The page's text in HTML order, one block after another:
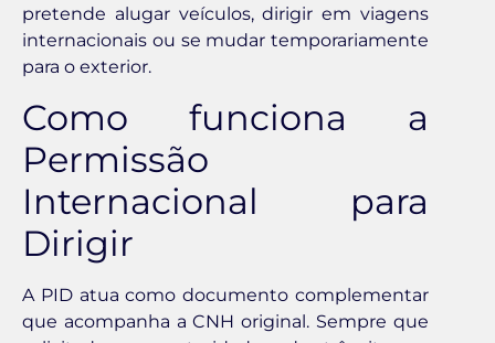
pretende alugar veículos, dirigir em viagens
internacionais ou se mudar temporariamente
para o exterior.
Como funciona a
Permissão
Internacional para
Dirigir
A PID atua como documento complementar
que acompanha a CNH original. Sempre que